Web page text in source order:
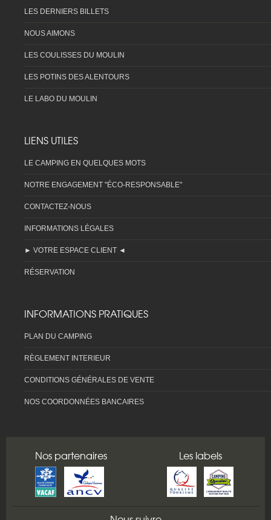
LES DERNIERS BILLETS
NOUS AIMONS
LES COULISSES DU MOULIN
LES POTINS DES ALENTOURS
LE LABO DU MOULIN
LIENS UTILES
LE CAMPING EN QUELQUES MOTS
NOTRE ENGAGEMENT "ÉCO-RESPONSABLE"
CONTACTEZ-NOUS
INFORMATIONS LÉGALES
► VOTRE ESPACE CLIENT ◄
RÉSERVATION
INFORMATIONS PRATIQUES
PLAN DU CAMPING
RÈGLEMENT INTERIEUR
CONDITIONS GÉNÉRALES DE VENTE
NOS COORDONNÉES BANCAIRES
Nos partenaires Les labels